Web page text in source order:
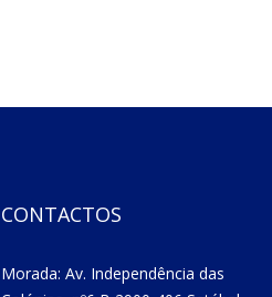
CONTACTOS
Morada: Av. Independência das